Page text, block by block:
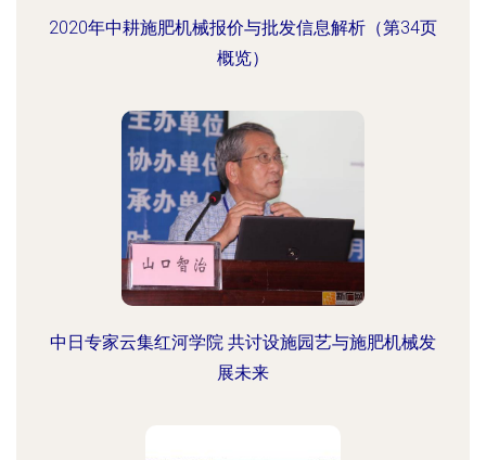
2020年中耕施肥机械报价与批发信息解析（第34页
概览）
中日专家云集红河学院 共讨设施园艺与施肥机械发
展未来